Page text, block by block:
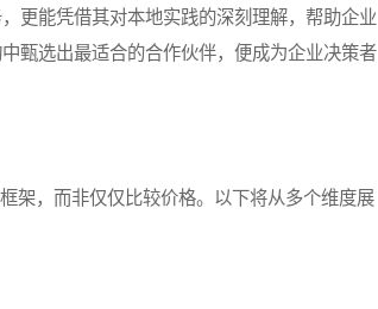
更能凭借其对本地实践的深刻理解，帮助企业
甄选出最适合的合作伙伴，便成为企业决策者
，而非仅仅比较价格。以下将从多个维度展